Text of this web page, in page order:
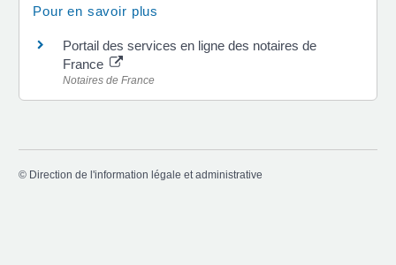
Pour en savoir plus
Portail des services en ligne des notaires de
France
Notaires de France
© Direction de l'information légale et administrative